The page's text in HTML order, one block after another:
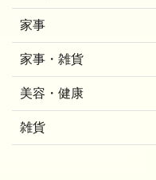
家事
家事・雑貨
美容・健康
雑貨